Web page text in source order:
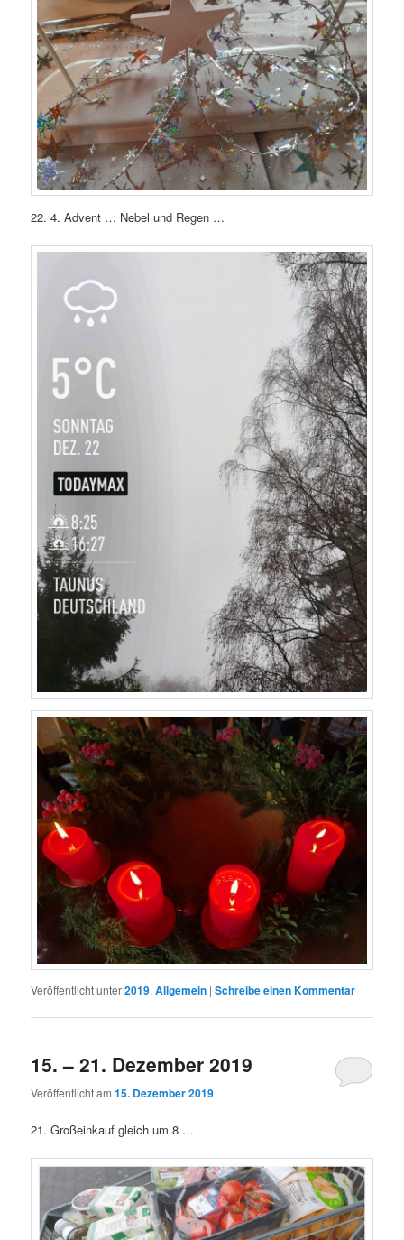
22. 4. Advent … Nebel und Regen …
Veröffentlicht unter2019,Allgemein |Schreibe einen Kommentar
15. – 21. Dezember 2019
Veröffentlicht am15. Dezember 2019
21. Großeinkauf gleich um 8 …